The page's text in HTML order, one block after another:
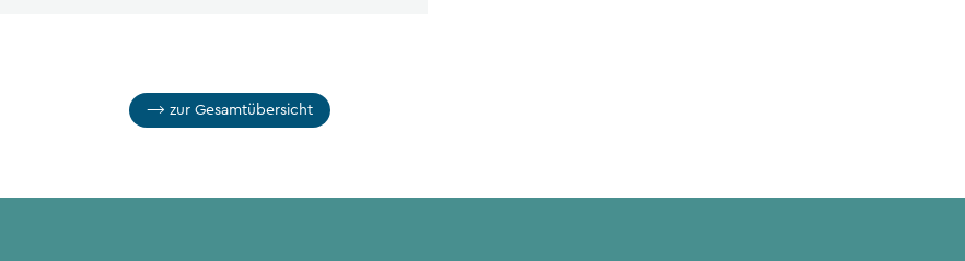
zur Gesamtübersicht